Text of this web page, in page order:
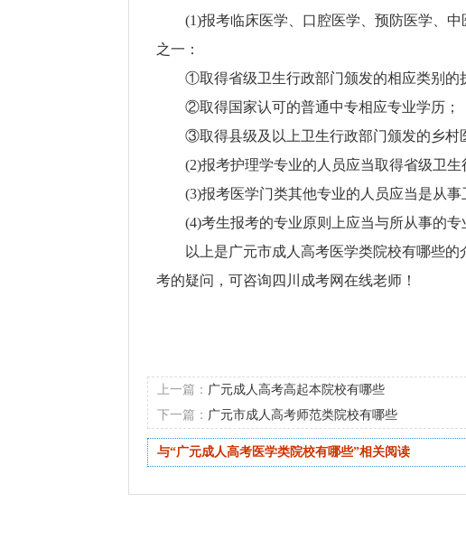
(1)报考临床医学、口腔医学、预防医学、
之一：
①取得省级卫生行政部门颁发的相应类别的
②取得国家认可的普通中专相应专业学历；
③取得县级及以上卫生行政部门颁发的乡村
(2)报考护理学专业的人员应当取得省级卫生
(3)报考医学门类其他专业的人员应当是从
(4)考生报考的专业原则上应当与所从事的专
以上是广元市成人高考医学类院校有哪些的
考的疑问，可咨询四川成考网在线老师！
上一篇： 广元成人高考高起本院校有哪些
下一篇： 广元市成人高考师范类院校有哪些
与“广元成人高考医学类院校有哪些”相关阅读